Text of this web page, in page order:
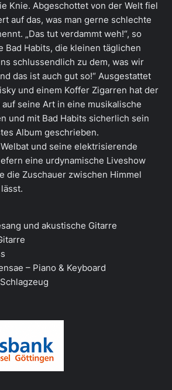
Knie. Abgeschottet von der Welt fiel
auf das, was man gerne schlechte
„Das tut verdammt weh!“, so
Bad Habits, die kleinen täglichen
schlussendlich zu dem, was wir
das ist auch gut so!“ Ausgestattet
und einem Koffer Zigarren hat der
seine Art in eine musikalische
und mit Bad Habits sicherlich sein
Album geschrieben.
und seine elektrisierende
eine urdynamische Liveshow
die Zuschauer zwischen Himmel
und akustische Gitarre
– Piano & Keyboard